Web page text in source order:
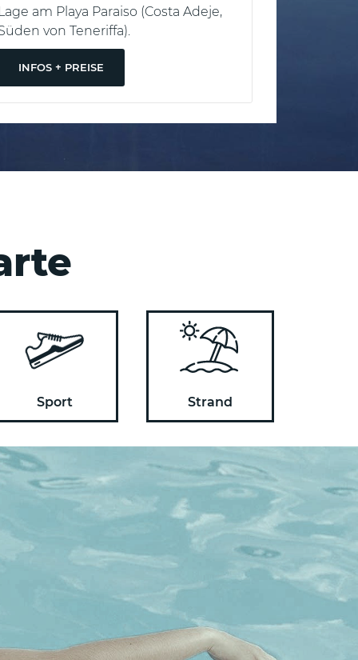
Lage am Playa Paraiso (Costa Adeje,
von Teneriffa).
INFOS + PREISE
Sport Strand